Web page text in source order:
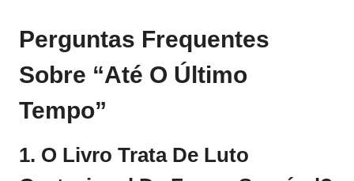
Perguntas Frequentes
Sobre “Até O Último
Tempo”
1. O Livro Trata De Luto